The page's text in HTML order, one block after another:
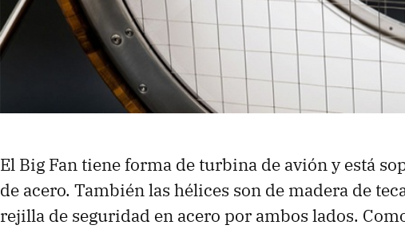
El Big Fan tiene forma de turbina de avión y está
de acero. También las hélices son de madera de
rejilla de seguridad en acero por ambos lados.